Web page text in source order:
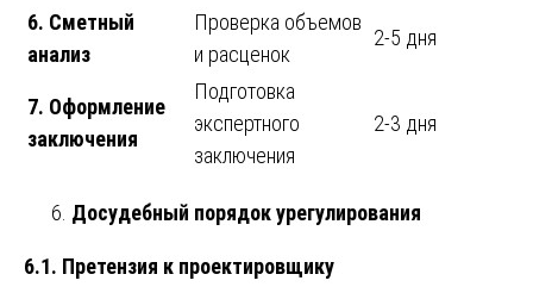
6. Сметный
анализ
Проверка объемов
и расценок
2-5 дня
7. Оформление
заключения
Подготовка
экспертного
заключения
2-3 дня
Досудебный порядок урегулирования
6.1. Претензия к проектировщику